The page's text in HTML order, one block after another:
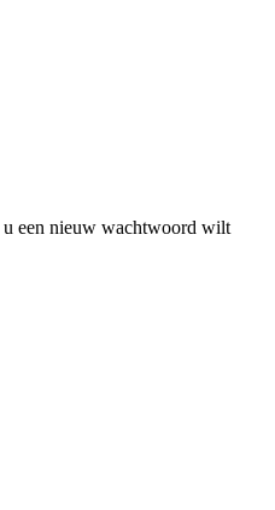
u een nieuw wachtwoord wilt